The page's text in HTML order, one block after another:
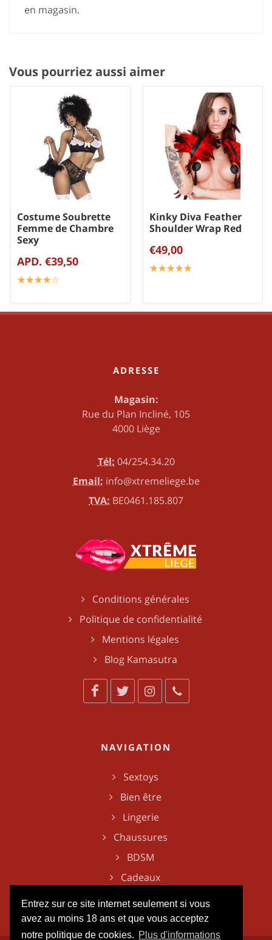
Entrez sur ce site internet seulement si vous
avez au moins 18 ans et que vous acceptez
notre politique de cookies. Plus d'informations
en magasin.
Vous pourriez aussi aimer
Costume Soubrette
Femme de Chambre
Sexy
APD. €39,50
☆☆☆☆☆
★★★★★
Kinky Diva Feather
Shoulder Wrap Red
€49,00
☆☆☆☆☆
★★★★★
ADRESSE
Magasin:
Rue du Plan Incliné, 105
4000 Liège
Tél: 04/254.34.20
Email: info@xtremeliege.be
TVA: BE0461.185.807
Conditions générales
Politique de confidentialité
Mentions légales
Blog Kamasutra
NAVIGATION
Sextoys
Bien être
Lingerie
Chaussures
BDSM
Cadeaux